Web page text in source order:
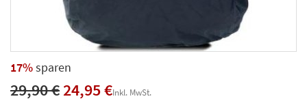
17%sparen
29,90 €24,95 €Inkl. MwSt.